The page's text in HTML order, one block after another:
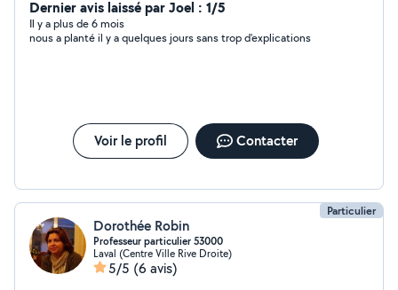
comme du ménage et courses sur Laval/agglomération.
J'ai plusieurs années d'expériences dans le service à la
personne chez les particuliers (cesu) et le commerce.
je propose mes services pour de l'aide au
déménagement. (port de petits meubles ou cartons)
Dernier avis laissé par Joel : 1/5
Il y a plus de 6 mois
nous a planté il y a quelques jours sans trop d'explications
Voir le profil Contacter
Particulier
Dorothée Robin
Professeur particulier 53000
Laval (Centre Ville Rive Droite)
5/5 (6 avis)